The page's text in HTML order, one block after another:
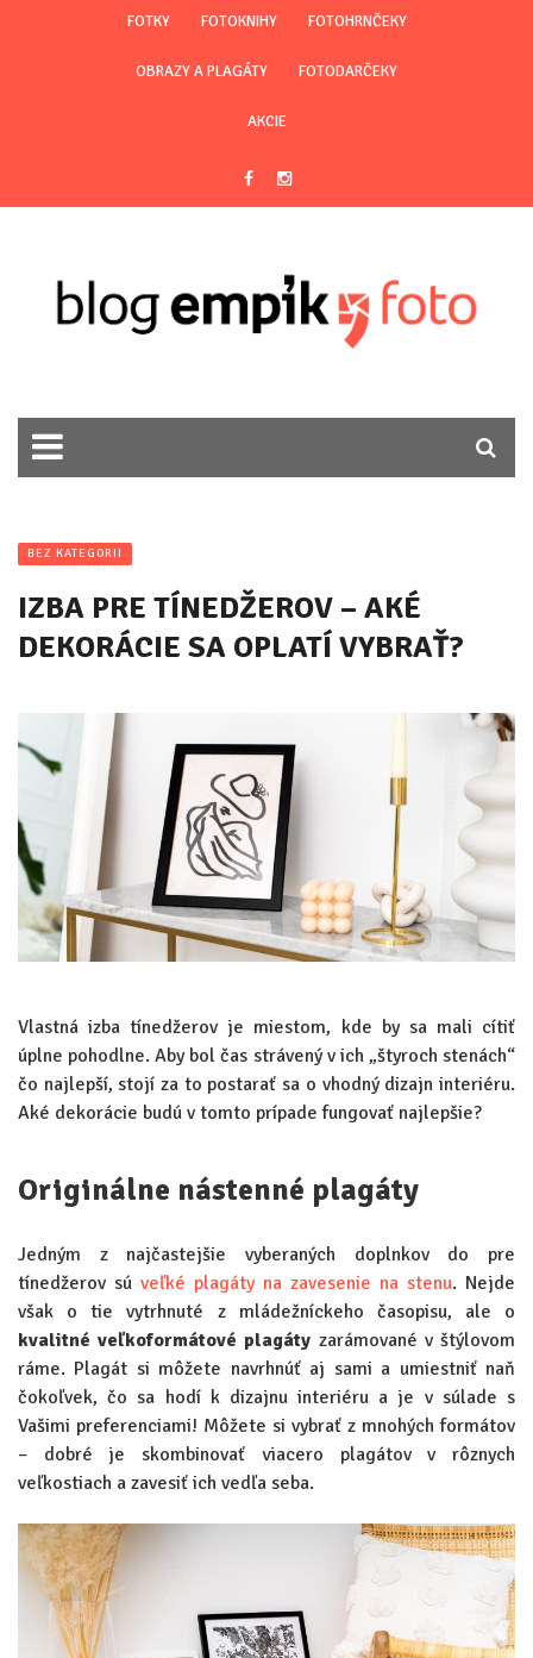
FOTKY FOTOKNIHY FOTOHRNČEKY
OBRAZY A PLAGÁTY FOTODARČEKY
AKCIE
BEZ KATEGORII
IZBA PRE TÍNEDŽEROV – AKÉ
DEKORÁCIE SA OPLATÍ VYBRAŤ?
Vlastná izbatínedžerov je miestom, kde by sa mali cítiť
úplne pohodlne.Aby bol čas strávený v ich „štyroch stenách“
čo najlepší, stojí za to postarať sa o vhodný dizajn interiéru.
Aké dekorácie budú v tomto prípade fungovať najlepšie?
Originálne nástenné plagáty
Jedným z najčastejšie vyberaných doplnkov do pre
tínedžerov sú veľké plagáty na zavesenie na stenu. Nejde
však o tie vytrhnuté z mládežníckeho časopisu, ale o
kvalitné veľkoformátové plagáty zarámované v štýlovom
ráme. Plagát si môžete navrhnúť aj sami a umiestniť naň
čokoľvek, čo sa hodí k dizajnu interiéru a je v súlade s
Vašimi preferenciami! Môžete si vybrať z mnohých formátov
– dobré je skombinovať viacero plagátov v rôznych
veľkostiach a zavesiť ich vedľa seba.